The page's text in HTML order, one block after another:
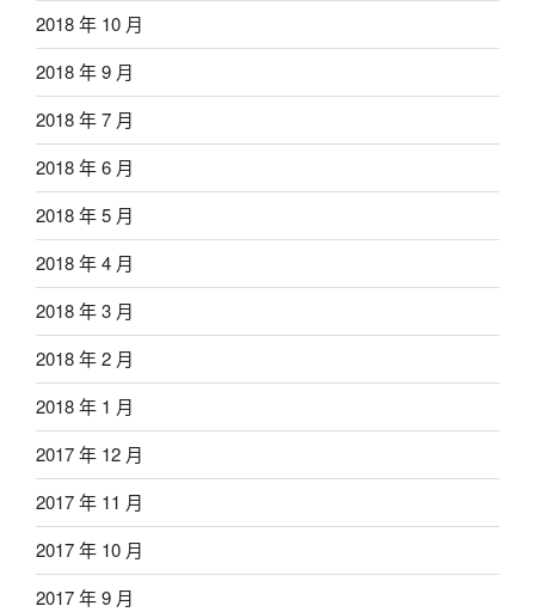
2018 年 10 月
2018 年 9 月
2018 年 7 月
2018 年 6 月
2018 年 5 月
2018 年 4 月
2018 年 3 月
2018 年 2 月
2018 年 1 月
2017 年 12 月
2017 年 11 月
2017 年 10 月
2017 年 9 月